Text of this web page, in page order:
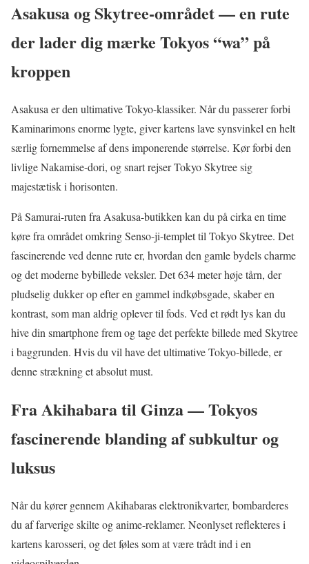
Asakusa og Skytree-området — en rute
der lader dig mærke Tokyos “wa” på
kroppen
Asakusa er den ultimative Tokyo-klassiker. Når du passerer forbi
Kaminarimons enorme lygte, giver kartens lave synsvinkel en helt
særlig fornemmelse af dens imponerende størrelse. Kør forbi den
livlige Nakamise-dori, og snart rejser Tokyo Skytree sig
majestætisk i horisonten.
På Samurai-ruten fra Asakusa-butikken kan du på cirka en time
køre fra området omkring Senso-ji-templet til Tokyo Skytree. Det
fascinerende ved denne rute er, hvordan den gamle bydels charme
og det moderne bybillede veksler. Det 634 meter høje tårn, der
pludselig dukker op efter en gammel indkøbsgade, skaber en
kontrast, som man aldrig oplever til fods. Ved et rødt lys kan du
hive din smartphone frem og tage det perfekte billede med Skytree
i baggrunden. Hvis du vil have det ultimative Tokyo-billede, er
denne strækning et absolut must.
Fra Akihabara til Ginza — Tokyos
fascinerende blanding af subkultur og
luksus
Når du kører gennem Akihabaras elektronikvarter, bombarderes
du af farverige skilte og anime-reklamer. Neonlyset reflekteres i
kartens karosseri, og det føles som at være trådt ind i en